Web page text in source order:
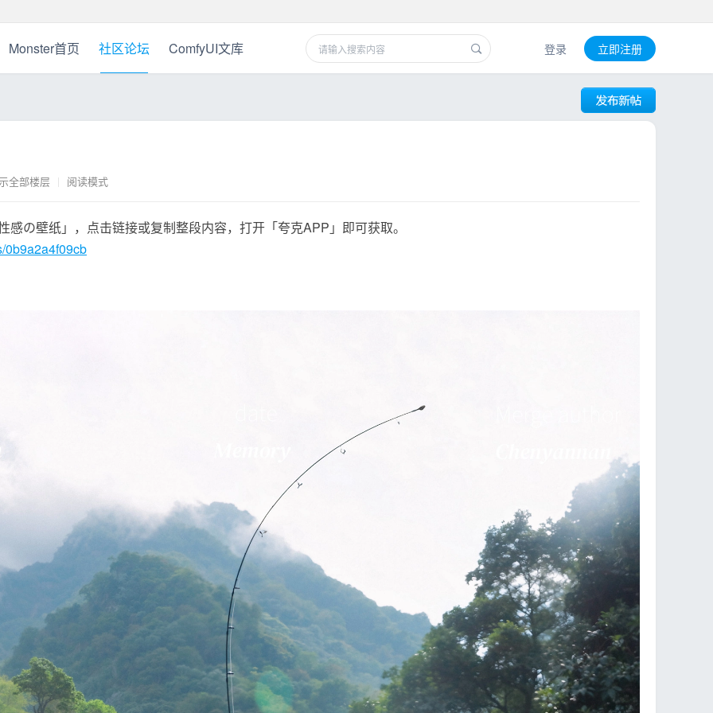
Monster首页 社区论坛 ComfyUI文库 登录 立即注册
全部楼层 | 阅读模式
感の壁纸」，点击链接或复制整段内容，打开「夸克APP」即可获取。
0b9a2a4f09cb